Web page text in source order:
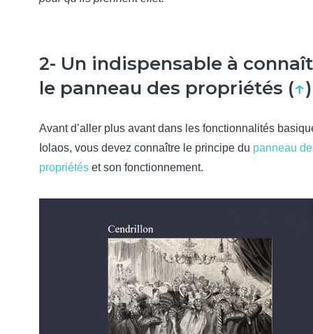
2- Un indispensable à
le panneau des propriétés (↑)
Avant d’aller plus avant dans les fonctionnalités
Iolaos, vous devez connaître le principe du panneau
propriétés et son fonctionnement.